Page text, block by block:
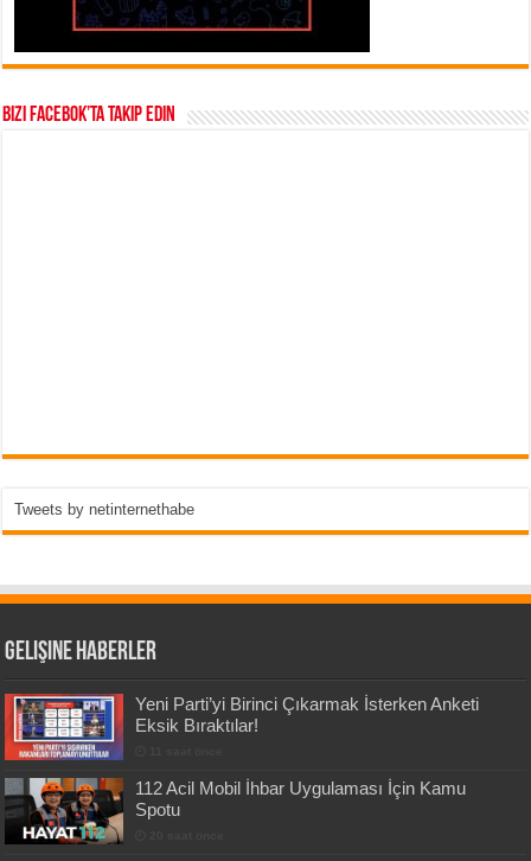
Bizi Facebok’ta takip edin
Tweets by netinternethabe
Gelişine Haberler
Yeni Parti’yi Birinci Çıkarmak İsterken Anketi
Eksik Bıraktılar!
112 Acil Mobil İhbar Uygulaması İçin Kamu
Spotu